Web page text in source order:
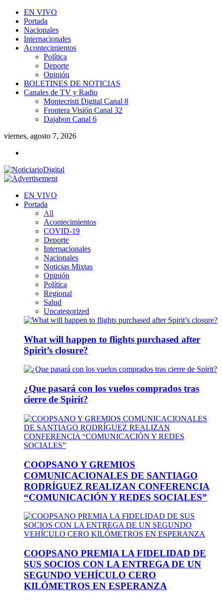
EN VIVO
Portada
Nacionales
Internacionales
Acontecimientos
Política
Deporte
Opinión
BOLETINES DE NOTICIAS
Canales de TV y Radio
Montecristi Digital Canal 8
Frontera Visión Canal 32
Dajabon Canal 6
viernes, agosto 7, 2026
EN VIVO
Portada
All
Acontecimientos
COVID-19
Deporte
Internacionales
Nacionales
Noticias Mixtas
Opinión
Política
Regional
Salud
Uncategorized
What will happen to flights purchased after
Spirit’s closure?
¿Que pasará con los vuelos comprados tras
cierre de Spirit?
COOPSANO Y GREMIOS
COMUNICACIONALES DE SANTIAGO
RODRÍGUEZ REALIZAN CONFERENCIA
“COMUNICACIÓN Y REDES SOCIALES”
COOPSANO PREMIA LA FIDELIDAD DE
SUS SOCIOS CON LA ENTREGA DE UN
SEGUNDO VEHÍCULO CERO
KILÓMETROS EN ESPERANZA